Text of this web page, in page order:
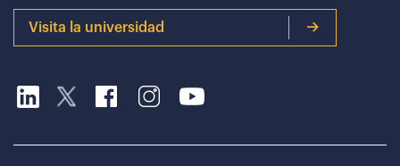
Visita la universidad